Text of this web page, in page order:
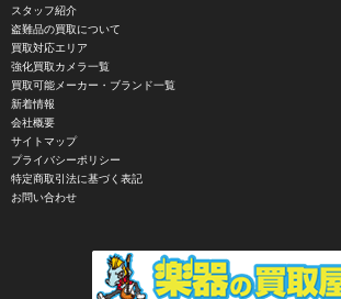
Cineroid（シネロイド）
CINEVATE （シネベート）
CIRO （シロ）
CLARUS（クラルス）
Clay Smith（クレイスミス）
COMET（コメット）
Corfield（コーフィールド）
COSINA（コシナ）
スタッフ紹介
盗難品の買取について
買取対応エリア
強化買取カメラ一覧
買取可能メーカー・ブランド一覧
新着情報
会社概要
サイトマップ
プライバシーポリシー
特定商取引法に基づく表記
お問い合わせ